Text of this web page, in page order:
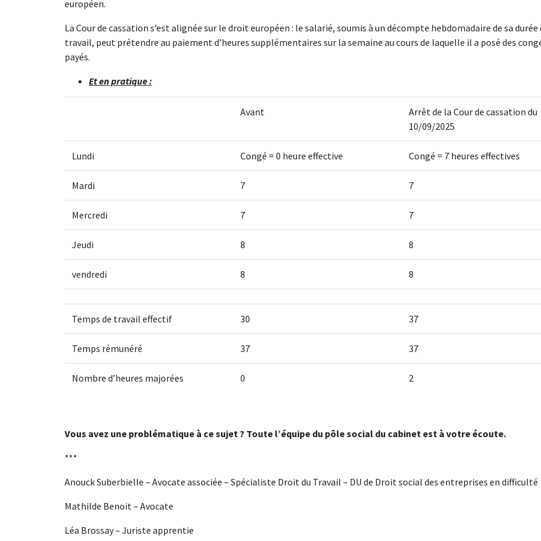
européen.
La Cour de cassation s’est alignée sur le droit européen : le salarié, soumis à un décompte hebdomadaire de sa durée
travail, peut prétendre au paiement d’heures supplémentaires sur la semaine au cours de laquelle il a posé des
payés.
Et en pratique :
Avant
Arrêt de la Cour de cassation du
10/09/2025
Lundi Congé = 0 heure effective Congé = 7 heures effectives
Mardi 7 7
Mercredi 7 7
Jeudi 8 8
vendredi 8 8
Temps de travail effectif 30 37
Temps rémunéré 37 37
Nombre d’heures majorées 0 2
Vous avez une problématique à ce sujet ? Toute l’équipe du pôle social du cabinet est à votre écoute.
***
Anouck Suberbielle – Avocate associée – Spécialiste Droit du Travail – DU de Droit social des entreprises en difficulté
Mathilde Benoit – Avocate
Léa Brossay – Juriste apprentie